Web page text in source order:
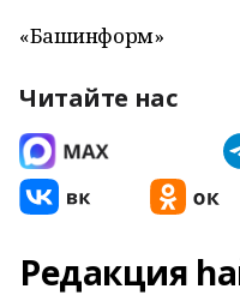
«Башинформ»
Читайте нас
Редакция